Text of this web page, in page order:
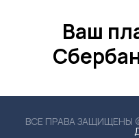
Ваш
ВСЕ ПРАВА ЗАЩИЩЕНЫ